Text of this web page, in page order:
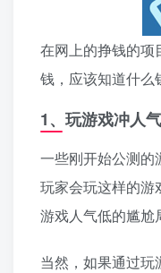
在网上的挣钱的项
钱，应该知道什么
1、玩游戏冲人
一些刚开始公测的
玩家会玩这样的游
游戏人气低的尴尬
当然，如果通过